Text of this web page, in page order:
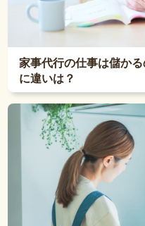
家事代行の仕事は儲か
に違いは？